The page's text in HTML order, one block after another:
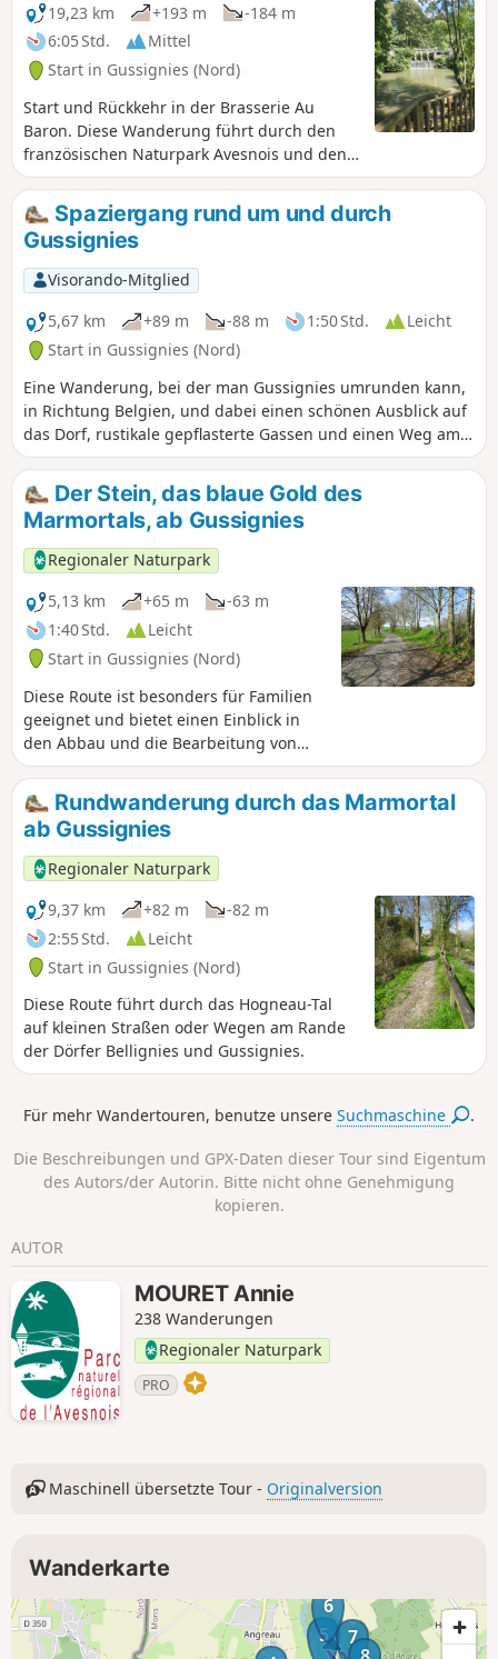
19,23 km
+193 m
-184 m
6:05 Std.
Mittel
Start in Gussignies (Nord)
Start und Rückkehr in der Brasserie Au
Baron. Diese Wanderung führt durch den
französischen Naturpark Avesnois und den
belgischen Naturpark Hauts-Pays und
vereint die malerischsten Abschnitte durch
versteckte Gassen, gewundene Pfade,
bemerkenswerte Dorfkerne, Wege inmitten
der Bocage-Landschaft und alte
Eisenbahnstrecken.
Spaziergang rund um und durch
Gussignies
Visorando-Mitglied
5,67 km
+89 m -88 m 1:50 Std.
Leicht
Start in Gussignies (Nord)
Eine Wanderung, bei der man Gussignies umrunden kann,
in Richtung Belgien, und dabei einen schönen Ausblick auf
das Dorf, rustikale gepflasterte Gassen und einen Weg am
Wasser genießen kann.
Der Stein, das blaue Gold des
Marmortals, ab Gussignies
Regionaler Naturpark
5,13 km
+65 m
-63 m
1:40 Std.
Leicht
Start in Gussignies (Nord)
Diese Route ist besonders für Familien
geeignet und bietet einen Einblick in
den Abbau und die Bearbeitung von
Stein.
Rundwanderung durch das Marmortal
ab Gussignies
Regionaler Naturpark
9,37 km
+82 m
-82 m
2:55 Std.
Leicht
Start in Gussignies (Nord)
Diese Route führt durch das Hogneau-Tal
auf kleinen Straßen oder Wegen am Rande
der Dörfer Bellignies und Gussignies.
Für mehr Wandertouren, benutze unsereSuchmaschine .
Die Beschreibungen und GPX-Daten dieser Tour sind Eigentum
des Autors/der Autorin. Bitte nicht ohne Genehmigung
kopieren.
AUTOR
MOURET Annie
238 Wanderungen
Regionaler Naturpark
PRO
Maschinell übersetzte Tour - Originalversion
Wanderkarte
5
6
7